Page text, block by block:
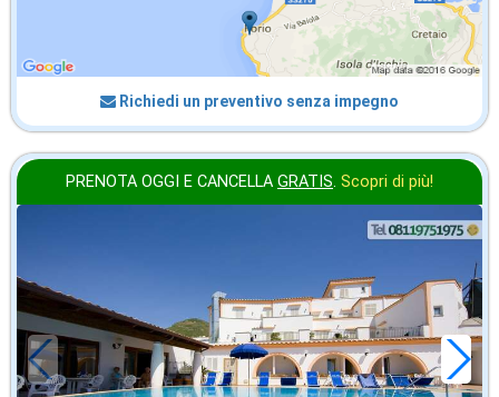
Richiedi un preventivo senza impegno
PRENOTA OGGI E CANCELLA GRATIS. Scopri di più!
€28,43
a notte